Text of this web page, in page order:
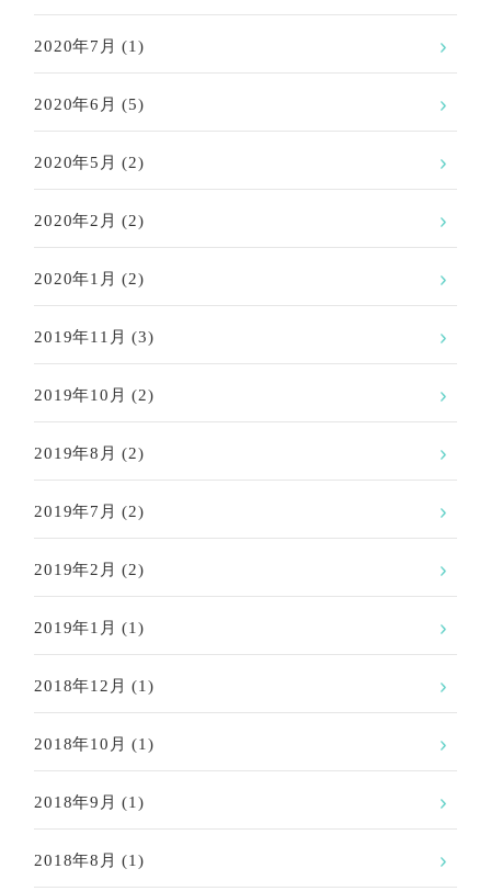
2020年7月 (1)
2020年6月 (5)
2020年5月 (2)
2020年2月 (2)
2020年1月 (2)
2019年11月 (3)
2019年10月 (2)
2019年8月 (2)
2019年7月 (2)
2019年2月 (2)
2019年1月 (1)
2018年12月 (1)
2018年10月 (1)
2018年9月 (1)
2018年8月 (1)